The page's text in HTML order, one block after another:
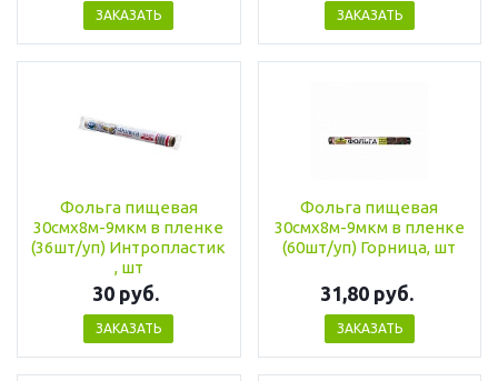
ЗАКАЗАТЬ ЗАКАЗАТЬ
Фольга пищевая
30смх8м-9мкм в пленке
(36шт/уп) Интропластик
, шт
30 руб.
ЗАКАЗАТЬ
Фольга пищевая
30смх8м-9мкм в пленке
(60шт/уп) Горница, шт
31,80 руб.
ЗАКАЗАТЬ